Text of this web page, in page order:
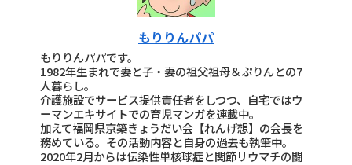
もりりんパパ
もりりんパパです。
1982年生まれで妻と子・妻の祖父祖母＆ぷりんとの7
人暮らし。
介護施設でサービス提供責任者をしつつ、自宅ではウ
ーマンエキサイトでの育児マンガを連載中。
加えて福岡県京築きょうだい会【れんげ想】の会長を
務めている。その活動内容と自身の過去も執筆中。
2020年2月からは伝染性単核球症と関節リウマチの闘